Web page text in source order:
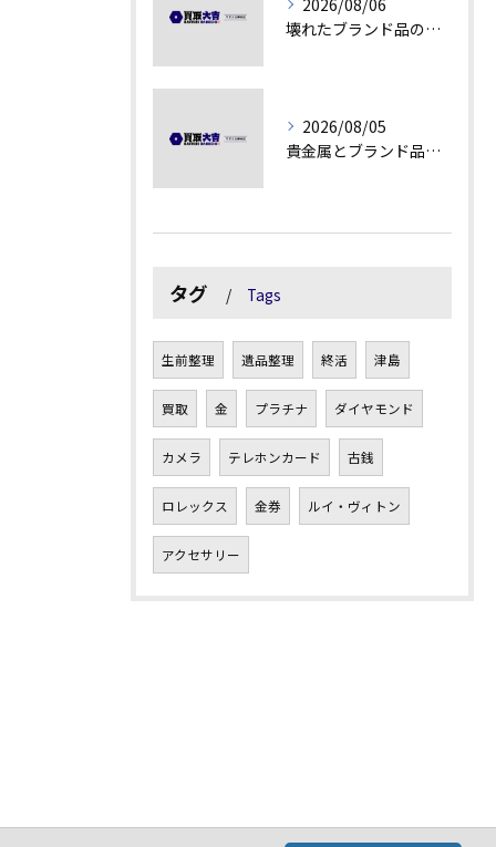
2026/08/06
壊れたブランド品の価値を見極める技術とは
2026/08/05
貴金属とブランド品の価値変動を見極める方法
タグ Tags
生前整理 遺品整理 終活 津島
買取 金 プラチナ ダイヤモンド
カメラ テレホンカード 古銭
ロレックス 金券 ルイ・ヴィトン
アクセサリー